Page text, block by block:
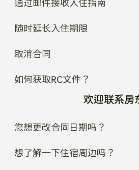
随时延长入住期限
取消合同
如何获取RC文件？
欢迎联系房东
您想更改合同日期吗？
想了解一下住宿周边吗？
想知道住宿规则吗？